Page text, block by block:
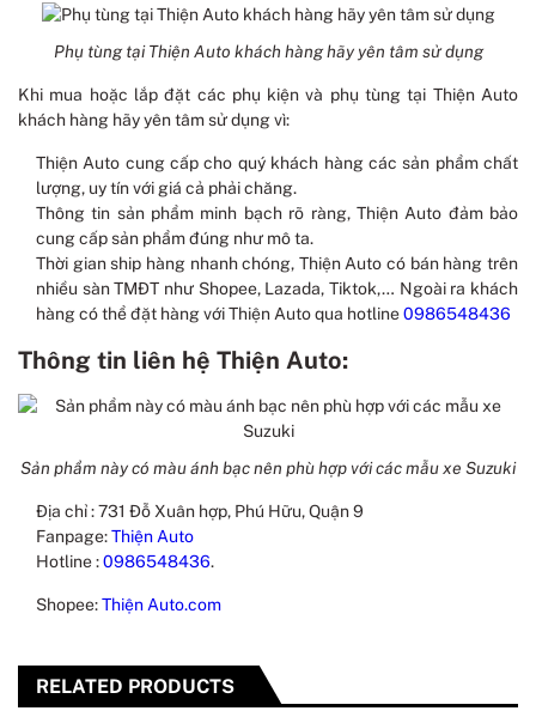
Phụ tùng tại Thiện Auto khách hàng hãy yên tâm sử dụng
Khi mua hoặc lắp đặt các phụ kiện và phụ tùng tại Thiện Auto
khách hàng hãy yên tâm sử dụng vì:
Thiện Auto cung cấp cho quý khách hàng các sản phẩm chất
lượng, uy tín với giá cả phải chăng.
Thông tin sản phẩm minh bạch rõ ràng, Thiện Auto đảm bảo
cung cấp sản phẩm đúng như mô ta.
Thời gian ship hàng nhanh chóng, Thiện Auto có bán hàng trên
nhiều sàn TMĐT như Shopee, Lazada, Tiktok,… Ngoài ra khách
hàng có thể đặt hàng với Thiện Auto qua hotline0986548436
Thông tin liên hệ Thiện Auto:
Sản phẩm này có màu ánh bạc nên phù hợp với các mẫu xe Suzuki
Địa chỉ : 731 Đỗ Xuân hợp, Phú Hữu, Quận 9
Fanpage:Thiện Auto
Hotline :0986548436.
Shopee:Thiện Auto.com
RELATED PRODUCTS